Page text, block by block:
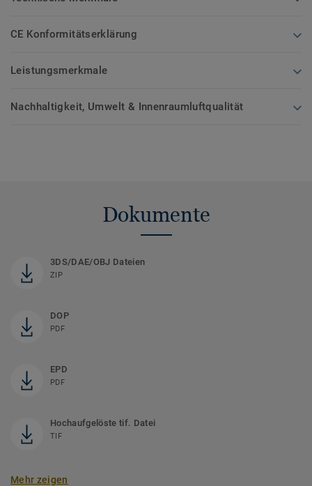
CE Konformitätserklärung
Leistungsmerkmale
Nachhaltigkeit, Umwelt & Innenraumluftqualität
Dokumente
3DS/DAE/OBJ Dateien
ZIP
DOP
PDF
EPD
PDF
Hochaufgelöste tif. Datei
TIF
Mehr zeigen